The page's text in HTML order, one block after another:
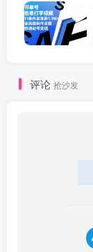
评论 抢沙发